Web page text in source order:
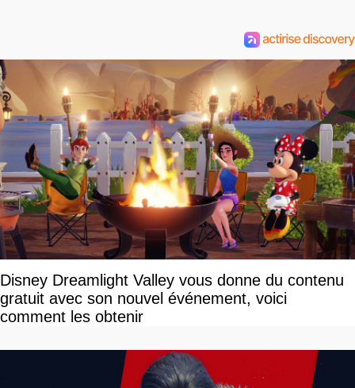
Disney Dreamlight Valley vous donne du contenu
gratuit avec son nouvel événement, voici
comment les obtenir